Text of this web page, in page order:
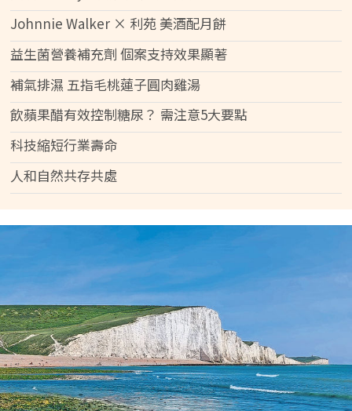
Johnnie Walker × 利苑 美酒配月餅
益生菌營養補充劑 個案支持效果顯著
補氣排濕 五指毛桃蓮子圓肉雞湯
飲蘋果醋有效控制糖尿？ 需注意5大要點
科技縮短行業壽命
人和自然共存共處